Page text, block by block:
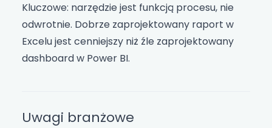
Kluczowe: narzędzie jest funkcją procesu, nie
odwrotnie. Dobrze zaprojektowany raport w
Excelu jest cenniejszy niż źle zaprojektowany
dashboard w Power BI.
Uwagi branżowe